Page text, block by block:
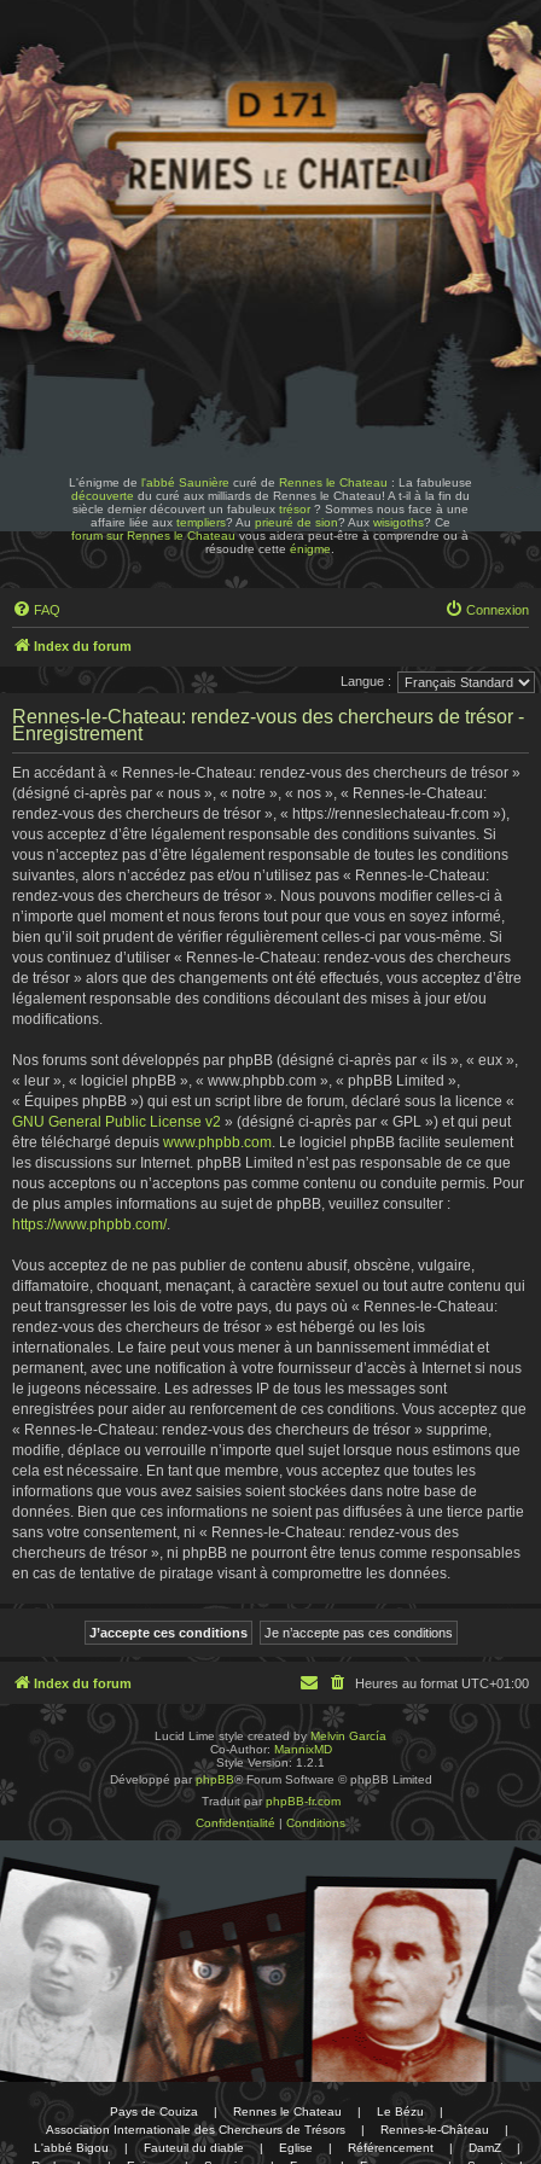
L'énigme de l'abbé Saunière curé de Rennes le Chateau : La fabuleuse
découverte du curé aux milliards de Rennes le Chateau! A t-il à la fin du
siècle dernier découvert un fabuleux trésor? Sommes nous face à une
affaire liée aux templiers? Au prieuré de sion? Aux wisigoths? Ce
forum sur Rennes le Chateauvous aidera peut-être à comprendre ou à
résoudre cetteénigme
FAQ Connexion
Index du forum
Langue :
Rennes-le-Chateau: rendez-vous des chercheurs de trésor -
Enregistrement
En accédant à « Rennes-le-Chateau: rendez-vous des chercheurs de trésor »
(désigné ci-après par « nous », « notre », « nos », « Rennes-le-Chateau:
rendez-vous des chercheurs de trésor », « https://renneslechateau-fr.com »),
vous acceptez d’être légalement responsable des conditions suivantes. Si
vous n’acceptez pas d’être légalement responsable de toutes les conditions
suivantes, alors n’accédez pas et/ou n’utilisez pas « Rennes-le-Chateau:
rendez-vous des chercheurs de trésor ». Nous pouvons modifier celles-ci à
n’importe quel moment et nous ferons tout pour que vous en soyez informé,
bien qu’il soit prudent de vérifier régulièrement celles-ci par vous-même. Si
vous continuez d’utiliser « Rennes-le-Chateau: rendez-vous des chercheurs
de trésor » alors que des changements ont été effectués, vous acceptez d’être
légalement responsable des conditions découlant des mises à jour et/ou
modifications.
Nos forums sont développés par phpBB (désigné ci-après par « ils », « eux »,
« leur », « logiciel phpBB », « www.phpbb.com », « phpBB Limited »,
« Équipes phpBB ») qui est un script libre de forum, déclaré sous la licence «
GNU General Public License v2 » (désigné ci-après par « GPL ») et qui peut
être téléchargé depuis www.phpbb.com. Le logiciel phpBB facilite seulement
les discussions sur Internet. phpBB Limited n’est pas responsable de ce que
nous acceptons ou n’acceptons pas comme contenu ou conduite permis. Pour
de plus amples informations au sujet de phpBB, veuillez consulter :
https://www.phpbb.com/.
Vous acceptez de ne pas publier de contenu abusif, obscène, vulgaire,
diffamatoire, choquant, menaçant, à caractère sexuel ou tout autre contenu qui
peut transgresser les lois de votre pays, du pays où « Rennes-le-Chateau:
rendez-vous des chercheurs de trésor » est hébergé ou les lois
internationales. Le faire peut vous mener à un bannissement immédiat et
permanent, avec une notification à votre fournisseur d’accès à Internet si nous
le jugeons nécessaire. Les adresses IP de tous les messages sont
enregistrées pour aider au renforcement de ces conditions. Vous acceptez que
« Rennes-le-Chateau: rendez-vous des chercheurs de trésor » supprime,
modifie, déplace ou verrouille n’importe quel sujet lorsque nous estimons que
cela est nécessaire. En tant que membre, vous acceptez que toutes les
informations que vous avez saisies soient stockées dans notre base de
données. Bien que ces informations ne soient pas diffusées à une tierce partie
sans votre consentement, ni « Rennes-le-Chateau: rendez-vous des
chercheurs de trésor », ni phpBB ne pourront être tenus comme responsables
en cas de tentative de piratage visant à compromettre les données.
Index du forum Heures au format UTC+01:00
Lucid Lime style created byMelvin García
Co-Author: MannixMD
Style Version: 1.2.1
Développé parphpBB® Forum Software © phpBB Limited
Traduit parphpBB-fr.com
Confidentialité | Conditions
Pays de Couiza | Rennes le Chateau | Le Bézu
|
Association Internationale des Chercheurs de Trésors
| Rennes-le-Château
|
L'abbé Bigou
| Fauteuil du diable | Eglise | Référencement | DamZ
|